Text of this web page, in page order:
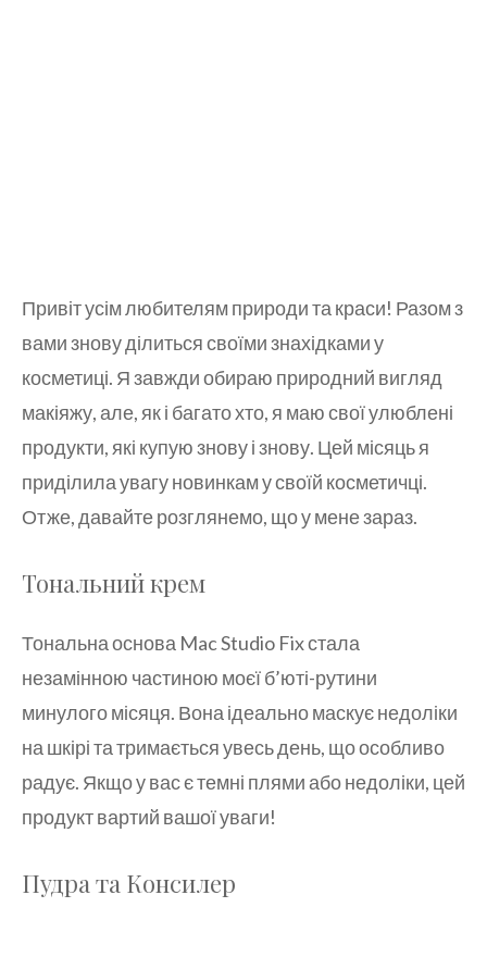
Привіт усім любителям природи та краси! Разом з
вами знову ділиться своїми знахідками у
косметиці. Я завжди обираю природний вигляд
макіяжу, але, як і багато хто, я маю свої улюблені
продукти, які купую знову і знову. Цей місяць я
приділила увагу новинкам у своїй косметичці.
Отже, давайте розглянемо, що у мене зараз.
Тональний крем
Тональна основа Mac Studio Fix стала
незамінною частиною моєї б’юті-рутини
минулого місяця. Вона ідеально маскує недоліки
на шкірі та тримається увесь день, що особливо
радує. Якщо у вас є темні плями або недоліки, цей
продукт вартий вашої уваги!
Пудра та Консилер